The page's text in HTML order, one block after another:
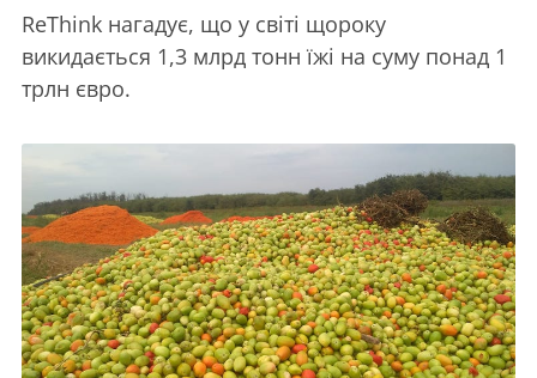
ReThink нагадує, що у світі щороку
викидається 1,3 млрд тонн їжі на суму понад 1
трлн євро.